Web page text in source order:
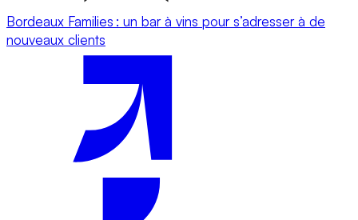
Bordeaux Families : un bar à vins pour s’adresser à de
nouveaux clients